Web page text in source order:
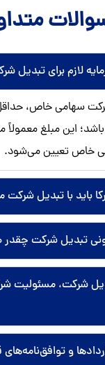
لازم برای تبدیل
سهامی خاص،
این مبلغ معمولاً
خاص تعیین می‌شود.
باید با تبدیل شرکت
تبدیل شرکت
شرکت، مسئولیت
و